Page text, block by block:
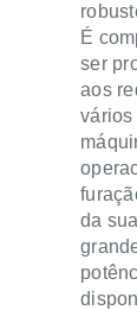
É
ser
aos
vários
da